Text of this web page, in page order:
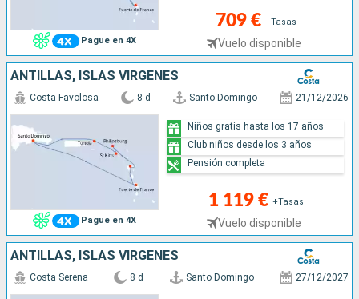
Pague en 4X
709 € +Tasas
Vuelo disponible
ANTILLAS, ISLAS VÍRGENES
Pague en 4X
Costa Favolosa 8 d Santo Domingo 21/12/2026
1 119 € +Tasas
Vuelo disponible
Niños gratis hasta los 17 años
Club niños desde los 3 años
Pensión completa
ANTILLAS, ISLAS VÍRGENES
Costa Serena 8 d Santo Domingo 27/12/2027